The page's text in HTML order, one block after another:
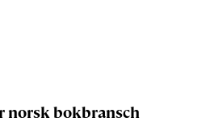
norsk bokbransch